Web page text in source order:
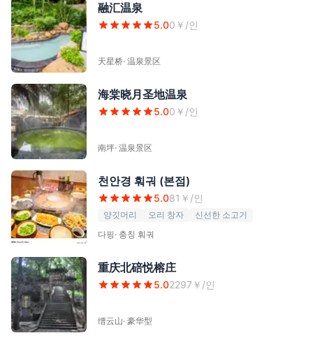
融汇温泉
5.00 ￥/인
天星桥· 温泉景区
海棠晓月圣地温泉
5.00 ￥/인
南坪· 温泉景区
천안경 훠궈 (본점)
5.081 ￥/인
양깃머리 오리 창자
신선한 소고기
다핑· 충칭 훠궈
重庆北碚悦榕庄
5.02297 ￥/인
缙云山· 豪华型